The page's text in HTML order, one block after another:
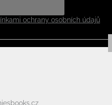
ochrany osobních údajů